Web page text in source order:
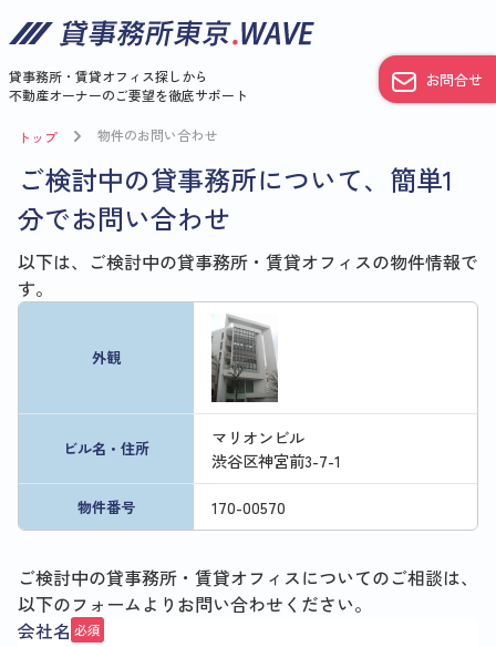
貸事務所・賃貸オフィス探しから
不動産オーナーのご要望を徹底サポート
お問合せ
トップ 物件のお問い合わせ
ご検討中の貸事務所について、簡単1
分でお問い合わせ
以下は、ご検討中の貸事務所・賃貸オフィスの物件情報で
す。
外観
ビル名・住所
マリオンビル
渋谷区神宮前3-7-1
物件番号 170-00570
ご検討中の貸事務所・賃貸オフィスについてのご相談は、
以下のフォームよりお問い合わせください。
会社名 必須